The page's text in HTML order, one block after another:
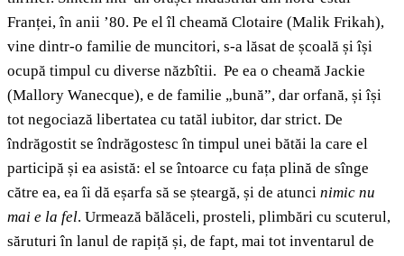
Franței, în anii ’80. Pe el îl cheamă Clotaire (Malik Frikah),
vine dintr-o familie de muncitori, s-a lăsat de școală și își
ocupă timpul cu diverse năzbîtii. Pe ea o cheamă Jackie
(Mallory Wanecque), e de familie „bună”, dar orfană, și își
tot negociază libertatea cu tatăl iubitor, dar strict. De
îndrăgostit se îndrăgostesc în timpul unei bătăi la care el
participă și ea asistă: el se întoarce cu fața plină de sînge
către ea, ea îi dă eșarfa să se șteargă, și de atunci nimic nu
mai e la fel. Urmează bălăceli, prosteli, plimbări cu scuterul,
săruturi în lanul de rapiță și, de fapt, mai tot inventarul de